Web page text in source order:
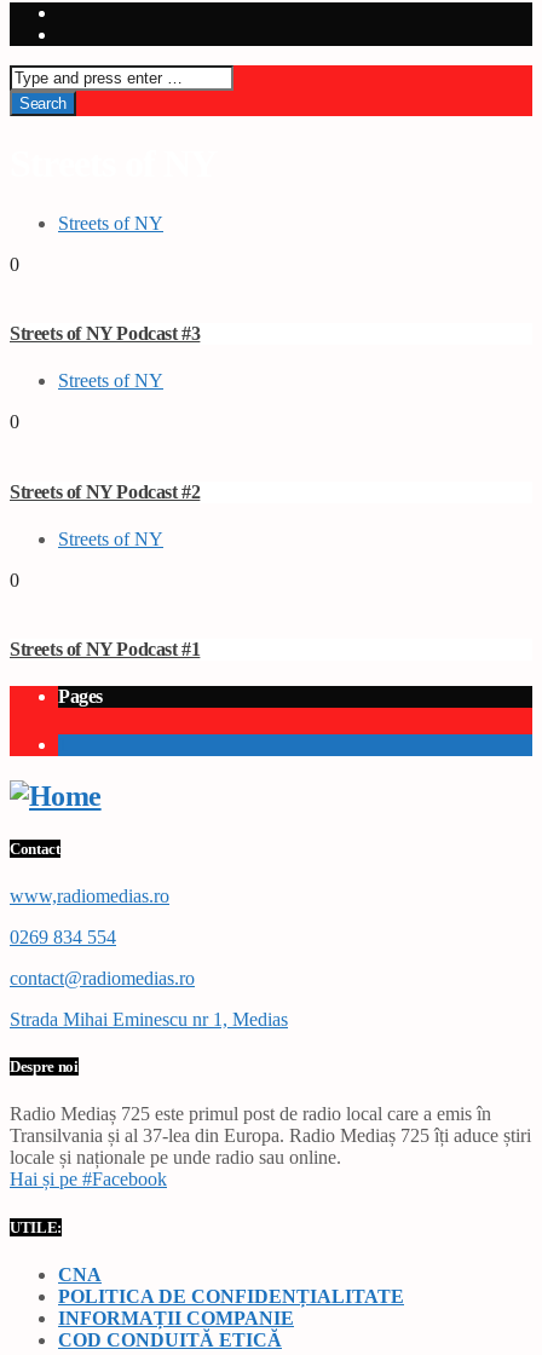
Streets of NY
0
Streets of NY Podcast #3
Streets of NY
0
Streets of NY Podcast #2
Streets of NY
0
Streets of NY Podcast #1
Pages
Contact
www,radiomedias.ro
0269 834 554
contact@radiomedias.ro
Strada Mihai Eminescu nr 1, Medias
Despre noi
Radio Mediaș 725 este primul post de radio local care a emis în
Transilvania și al 37-lea din Europa. Radio Mediaș 725 îți aduce știri
locale și naționale pe unde radio sau online.
Hai și pe #Facebook
UTILE:
CNA
POLITICA DE CONFIDENȚIALITATE
INFORMAȚII COMPANIE
COD CONDUITĂ ETICĂ